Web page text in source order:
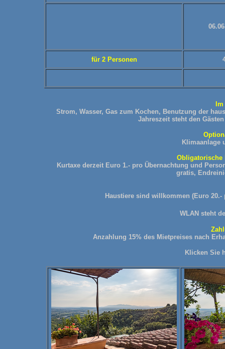
für 2 Personen
Strom, Wasser, Gas zum Kochen, Benutzung der
Jahreszeit steht den
Klimaanlage
Obligatorische
Kurtaxe derzeit Euro 1.- pro Übernachtung und
gratis,
Haustiere sind willkommen (Euro
WLAN steht
Anzahlung 15% des Mietpreises nach
Klicken Sie